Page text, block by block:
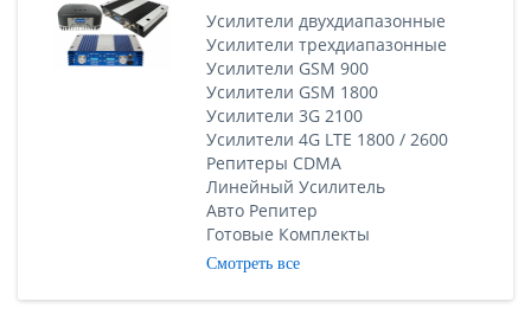
Усилители двухдиапазонные
Усилители трехдиапазонные
Усилители GSM 900
Усилители GSM 1800
Усилители 3G 2100
Усилители 4G LTE 1800 / 2600
Репитеры CDMA
Линейный Усилитель
Авто Репитер
Готовые Комплекты
Смотреть все